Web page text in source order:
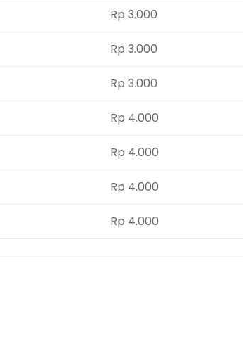
Rp 3.000
Rp 3.000
Rp 3.000
Rp 4.000
Rp 4.000
Rp 4.000
Rp 4.000